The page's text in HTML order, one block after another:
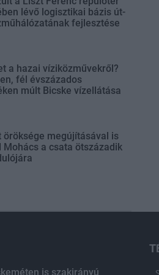
lévő logisztikai bázis út-
fejlesztése
a hazai víziközművekről?
fél évszázados
múlt Bicske vízellátása
öröksége megújításával is
Mohács a csata ötszázadik
is szakirányú